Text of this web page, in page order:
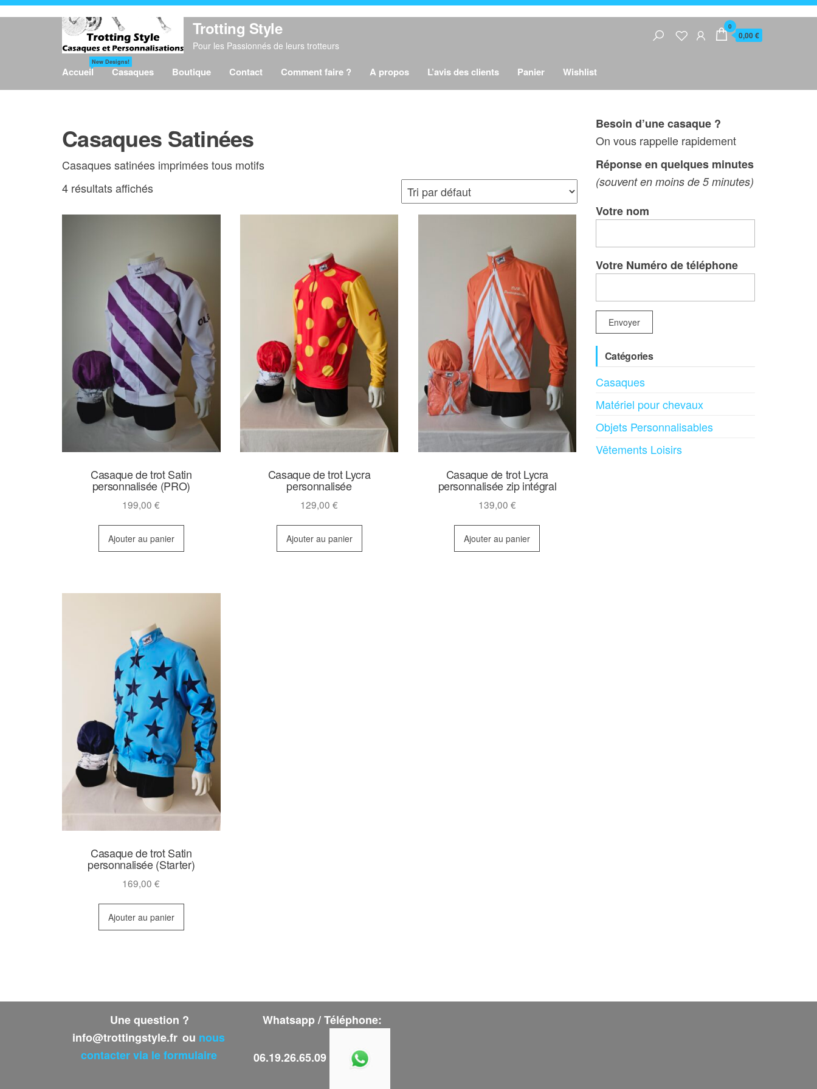
Aller
Trotting Style
Pour les Passionnés de leurs trotteurs
0
0,00 €
Accueil
New Designs!
Casaques Boutique Contact Comment faire ? A propos L’avis des clients Panier Wishlist
Casaques Satinées
Casaques satinées imprimées tous motifs
4 résultats affichés
Casaque de trot Satin
personnalisée (PRO)
199,00€
Ajouter au panier
Casaque de trot Lycra
personnalisée
129,00€
Ajouter au panier
Casaque de trot Lycra
personnalisée zip intégral
139,00 €
Ajouter au panier
Casaque de trot Satin
personnalisée (Starter)
169,00€
Ajouter au panier
Besoin d’une casaque ?
On vous rappelle rapidement
Réponse en quelques minutes
(souvent en moins de 5 minutes)
Votre nom
Votre Numéro de téléphone
Catégories
Casaques
Matériel pour chevaux
Objets Personnalisables
Vêtements Loisirs
Une question ?
info@trottingstyle.fr ou nous
contacter via le formulaire
Whatsapp / Téléphone:
06.19.26.65.09